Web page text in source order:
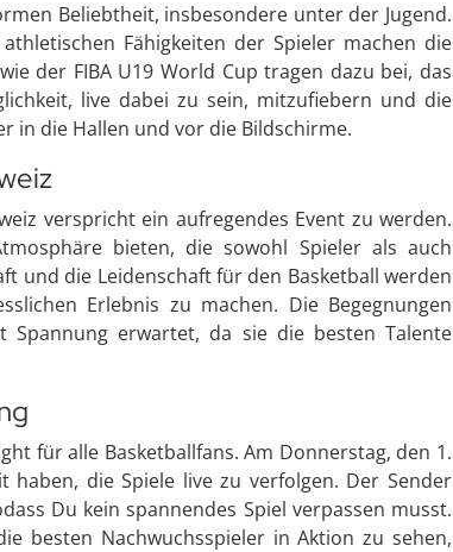
Beliebtheit, insbesondere unter der Jugend.
Fähigkeiten der Spieler machen die
der FIBA U19 World Cup tragen dazu bei, das
live dabei zu sein, mitzufiebern und die
in die Hallen und vor die Bildschirme.
verspricht ein aufregendes Event zu werden.
bieten, die sowohl Spieler als auch
und die Leidenschaft für den Basketball werden
Erlebnis zu machen. Die Begegnungen
Spannung erwartet, da sie die besten Talente
für alle Basketballfans. Am Donnerstag, den 1.
haben, die Spiele live zu verfolgen. Der Sender
Du kein spannendes Spiel verpassen musst.
besten Nachwuchsspieler in Aktion zu sehen,